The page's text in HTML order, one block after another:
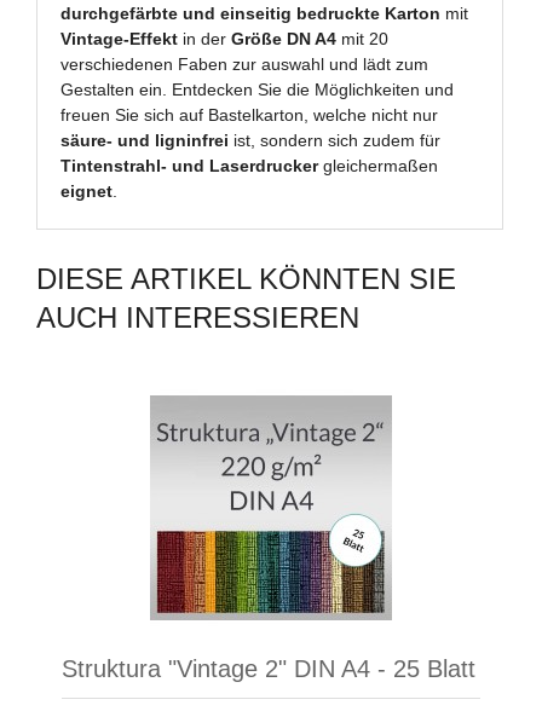
durchgefärbte und einseitig bedruckte Karton mit
Vintage-Effekt in derGröße DN A4 mit 20
verschiedenen Faben zur auswahl und lädt zum
Gestalten ein. Entdecken Sie die Möglichkeiten und
freuen Sie sich auf Bastelkarton, welche nicht nur
säure- und ligninfrei ist, sondern sich zudem für
Tintenstrahl- und Laserdruckergleichermaßen
eignet.
DIESE ARTIKEL KÖNNTEN SIE
AUCH INTERESSIEREN
Struktura "Vintage 2" DIN A4 - 25 Blatt